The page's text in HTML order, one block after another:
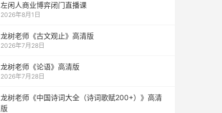
左闲人商业博弈闭门直播课
2026年8月1日
龙树老师《古文观止》高清版
2026年7月28日
龙树老师《论语》高清版
2026年7月28日
龙树老师《中国诗词大全（诗词歌赋200+）》高清
版